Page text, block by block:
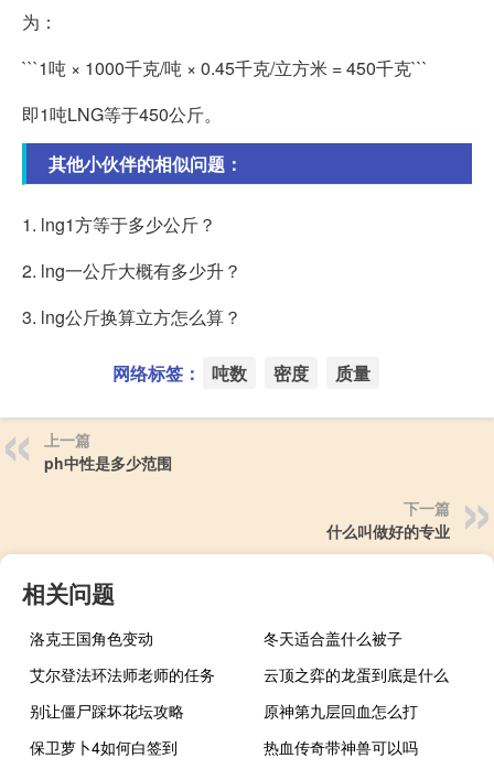
为：
```1吨 × 1000千克/吨 × 0.45千克/立方米 = 450千克```
即1吨LNG等于450公斤。
其他小伙伴的相似问题：
1. lng1方等于多少公斤？
2. lng一公斤大概有多少升？
3. lng公斤换算立方怎么算？
网络标签： 吨数 密度 质量
上一篇
ph中性是多少范围
下一篇
什么叫做好的专业
相关问题
洛克王国角色变动
冬天适合盖什么被子
艾尔登法环法师老师的任务
云顶之弈的龙蛋到底是什么
别让僵尸踩坏花坛攻略
原神第九层回血怎么打
保卫萝卜4如何白签到
热血传奇带神兽可以吗